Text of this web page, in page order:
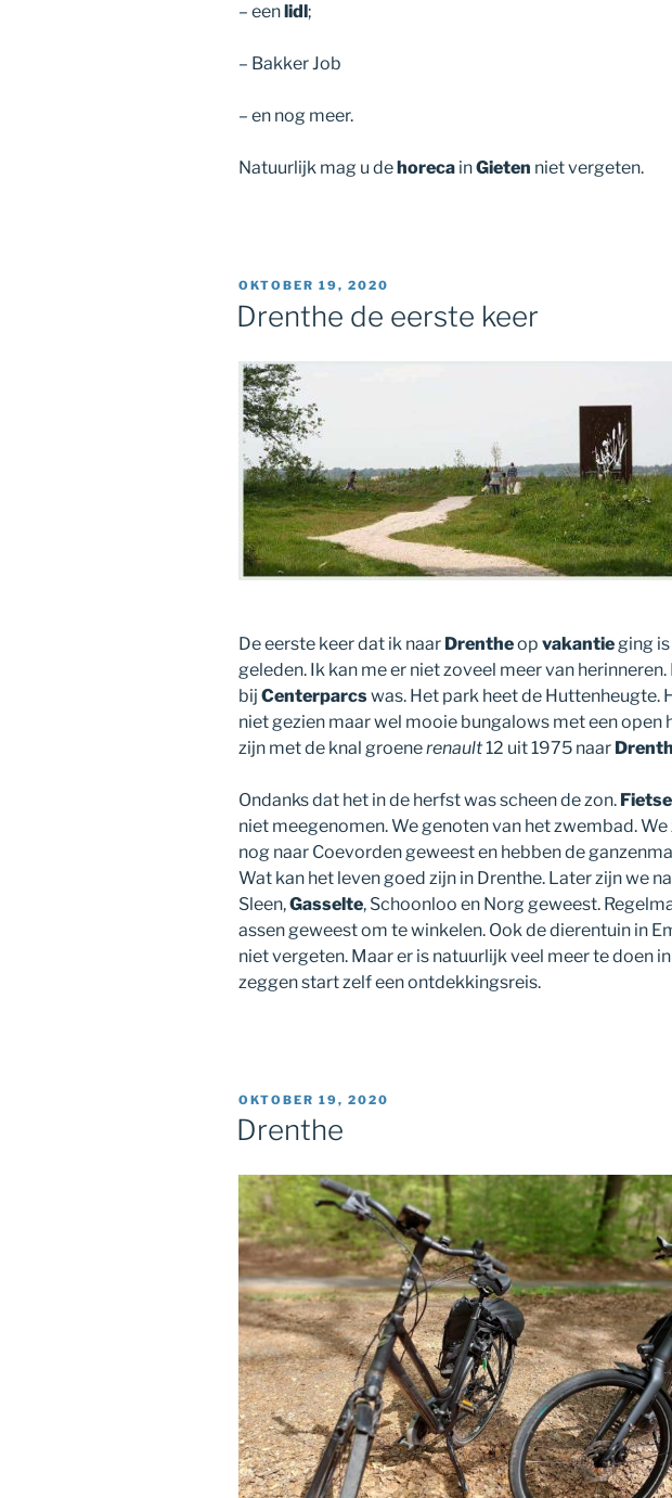
– eenlidl;
– Bakker Job
– en nog meer.
Natuurlijk mag u de horeca inGieten niet vergeten.
GEPLAATST
OP
OKTOBER 19, 2020
Drenthe de eerste keer
De eerste keer dat ik naar Drentheop vakantie ging
geleden. Ik kan me er niet zoveel meer van
bij Centerparcswas. Het park heet de Huttenheugte.
niet gezien maar wel mooie bungalows met een open
zijn met de knal groenerenault12 uit 1975 naar
Ondanks dat het in de herfst was scheen de zon.
niet meegenomen. We genoten van het zwembad.
nog naar Coevorden geweest en hebben de
Wat kan het leven goed zijn in Drenthe. Later zijn we
Sleen,Gasselte, Schoonloo en Norg geweest.
assen geweest om te winkelen. Ook de dierentuin in
niet vergeten. Maar er is natuurlijk veel meer te doen
zeggen start zelf een ontdekkingsreis.
GEPLAATST
OP
OKTOBER 19, 2020
Drenthe